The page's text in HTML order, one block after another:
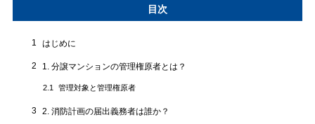
目次
1 はじめに
2 1. 分譲マンションの管理権原者とは？
2.1 管理対象と管理権原者
3 2. 消防計画の届出義務者は誰か？